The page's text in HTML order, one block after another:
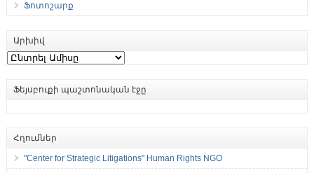
Ֆոտոշարք
Արխիվ
Արխիվ
Ֆեյսբուքի պաշտոնական էջը
Հղումներ
"Center for Strategic Litigations" Human Rights NGO